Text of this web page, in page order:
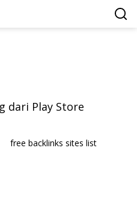
dari Play Store
free backlinks sites list